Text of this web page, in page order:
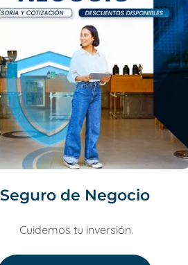
Seguro de Negocio
Cuidemos tu inversión.